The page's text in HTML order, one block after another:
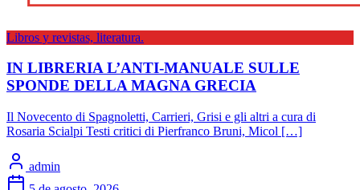
Libros y revistas, literatura.
IN LIBRERIA L’ANTI-MANUALE SULLE
SPONDE DELLA MAGNA GRECIA
Il Novecento di Spagnoletti, Carrieri, Grisi e gli altri a cura di
Rosaria Scialpi Testi critici di Pierfranco Bruni, Micol […]
admin